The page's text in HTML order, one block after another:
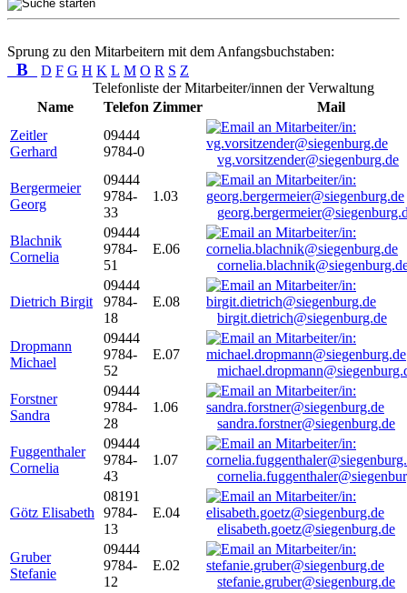
Sprung zu den Mitarbeitern mit dem Anfangsbuchstaben:
B D F G H K L M O R S Z
Telefonliste der Mitarbeiter/innen der Verwaltung
Name
Telefon Zimmer
Mail
Zeitler
Gerhard
09444
9784-0
vg.vorsitzender@siegenburg.de
Bergermeier
Georg
09444
9784-
33
1.03
Blachnik
Cornelia
09444
9784-
51
E.06
Dietrich Birgit
09444
9784-
18
E.08
birgit.dietrich@siegenburg.de
Dropmann
Michael
09444
9784-
52
E.07
Forstner
Sandra
09444
9784-
28
1.06
sandra.forstner@siegenburg.de
Fuggenthaler
Cornelia
09444
9784-
43
1.07
Götz Elisabeth
08191
9784-
13
E.04
elisabeth.goetz@siegenburg.de
Gruber
Stefanie
09444
9784-
12
E.02
stefanie.gruber@siegenburg.de